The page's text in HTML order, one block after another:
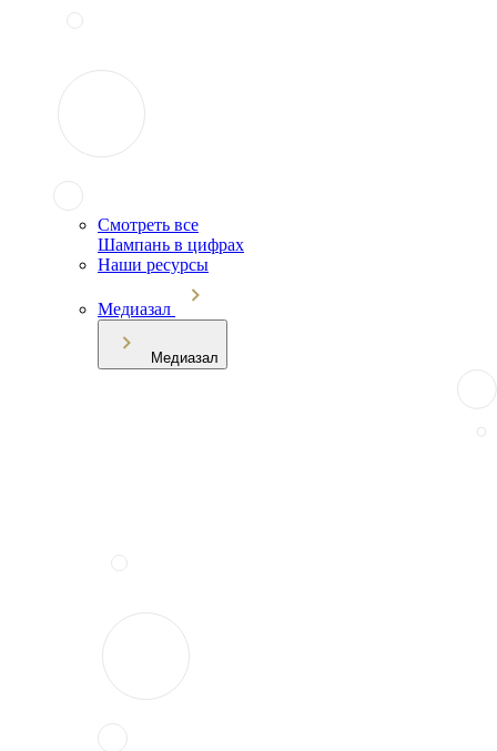
Смотреть все
Шампань в цифрах
Наши ресурсы
Медиазал
Медиазал